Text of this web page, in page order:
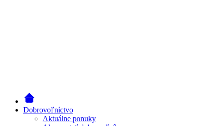
Dobrovoľníctvo
Aktuálne ponuky